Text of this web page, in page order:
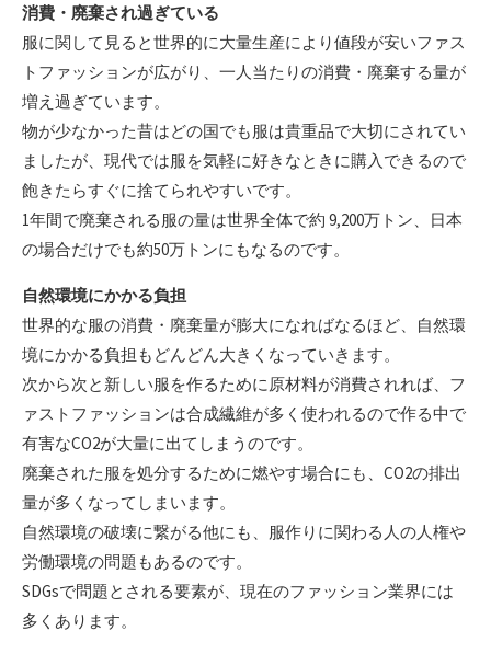
消費・廃棄され過ぎている
服に関して見ると世界的に大量生産により値段が安いファス
トファッションが広がり、一人当たりの消費・廃棄する量が
増え過ぎています。
物が少なかった昔はどの国でも服は貴重品で大切にされてい
ましたが、現代では服を気軽に好きなときに購入できるので
飽きたらすぐに捨てられやすいです。
1年間で廃棄される服の量は世界全体で約 9,200万トン、日本
の場合だけでも約50万トンにもなるのです。
自然環境にかかる負担
世界的な服の消費・廃棄量が膨大になればなるほど、自然環
境にかかる負担もどんどん大きくなっていきます。
次から次と新しい服を作るために原材料が消費されれば、フ
ァストファッションは合成繊維が多く使われるので作る中で
有害なCO2が大量に出てしまうのです。
廃棄された服を処分するために燃やす場合にも、CO2の排出
量が多くなってしまいます。
自然環境の破壊に繋がる他にも、服作りに関わる人の人権や
労働環境の問題もあるのです。
SDGsで問題とされる要素が、現在のファッション業界には
多くあります。